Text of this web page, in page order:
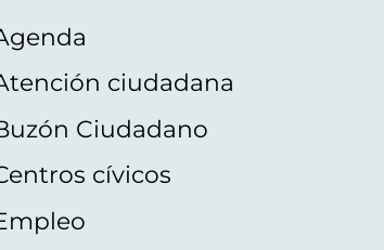
ciudadana
Ciudadano
cívicos